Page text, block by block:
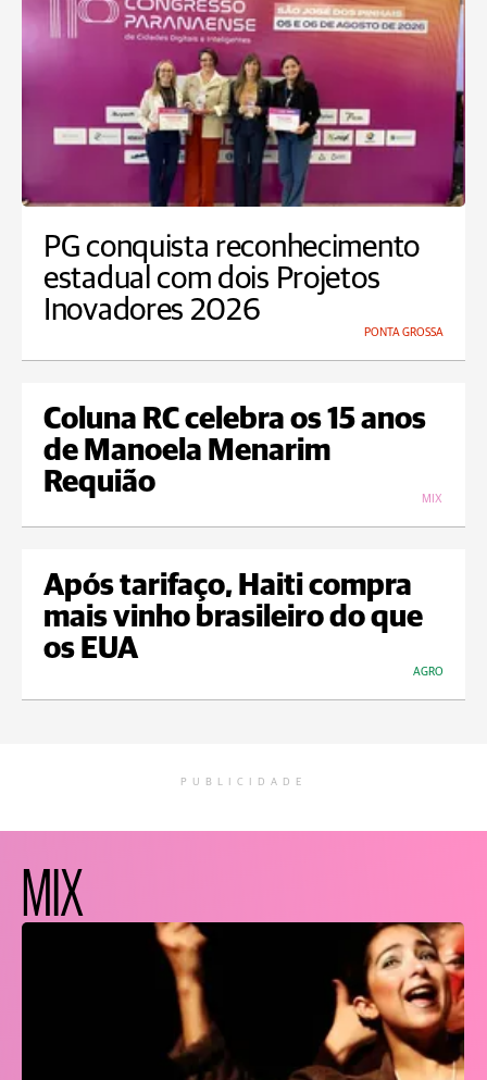
PG conquista reconhecimento
estadual com dois Projetos
Inovadores 2026
PONTA GROSSA
Coluna RC celebra os 15 anos
de Manoela Menarim
Requião
MIX
Após tarifaço, Haiti compra
mais vinho brasileiro do que
os EUA
AGRO
PUBLICIDADE
MIX